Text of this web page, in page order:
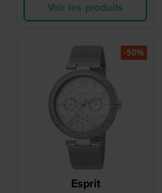
Voir les produits
Esprit
-50%